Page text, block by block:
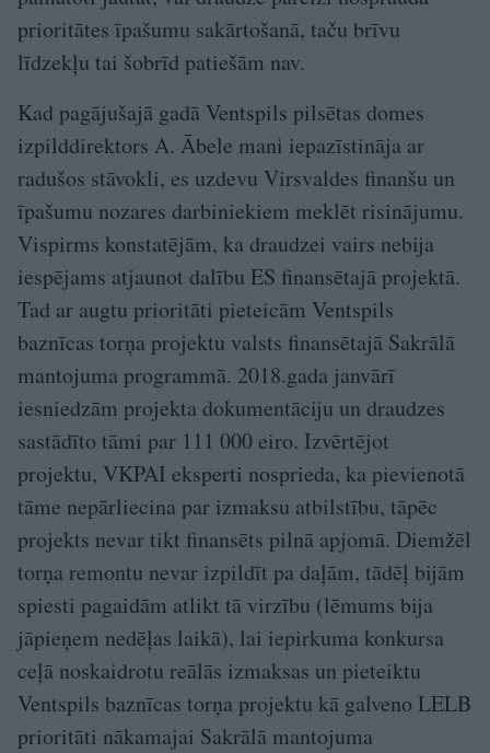
prioritātes īpašumu sakārtošanā, taču brīvu
līdzekļu tai šobrīd patiešām nav.
Kad pagājušajā gadā Ventspils pilsētas domes
izpilddirektors A. Ābele mani iepazīstināja ar
radušos stāvokli, es uzdevu Virsvaldes finanšu un
īpašumu nozares darbiniekiem meklēt risinājumu.
Vispirms konstatējām, ka draudzei vairs nebija
iespējams atjaunot dalību ES finansētajā projektā.
Tad ar augtu prioritāti pieteicām Ventspils
baznīcas torņa projektu valsts finansētajā Sakrālā
mantojuma programmā. 2018.gada janvārī
iesniedzām projekta dokumentāciju un draudzes
sastādīto tāmi par 111 000 eiro. Izvērtējot
projektu, VKPAI eksperti nosprieda, ka pievienotā
tāme nepārliecina par izmaksu atbilstību, tāpēc
projekts nevar tikt finansēts pilnā apjomā. Diemžēl
torņa remontu nevar izpildīt pa daļām, tādēļ bijām
spiesti pagaidām atlikt tā virzību (lēmums bija
jāpieņem nedēļas laikā), lai iepirkuma konkursa
ceļā noskaidrotu reālās izmaksas un pieteiktu
Ventspils baznīcas torņa projektu kā galveno LELB
prioritāti nākamajai Sakrālā mantojuma